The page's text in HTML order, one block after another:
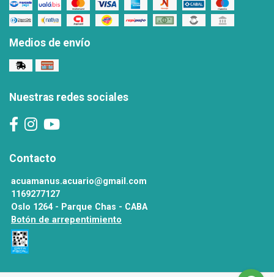
Medios de envío
Nuestras redes sociales
Contacto
acuamanus.acuario@gmail.com
1169277127
Oslo 1264 - Parque Chas - CABA
Botón de arrepentimiento